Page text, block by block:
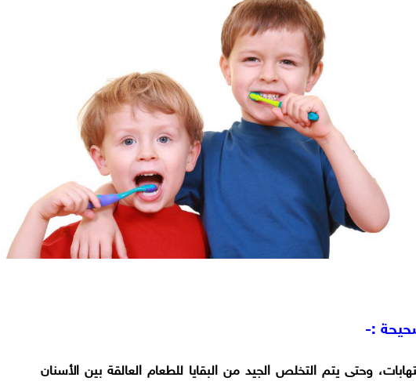
:-
وحتى يتم التخلص الجيد من البقايا للطعام العالقة بين الأسنان